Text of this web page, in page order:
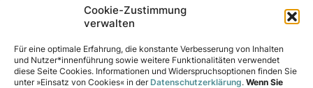
Cookie-Zustimmung
verwalten
Für eine optimale Erfahrung, die konstante Verbesserung von Inhalten
und Nutzer*innenführung sowie weitere Funktionalitäten verwendet
diese Seite Cookies. Informationen und Widerspruchsoptionen finden Sie
unter »Einsatz von Cookies« in derDatenschutzerklärung. Wenn Sie
nachweislich eine Wirkung erzielen – von Klimaschutz
bis Gemeinschaftshilfe.